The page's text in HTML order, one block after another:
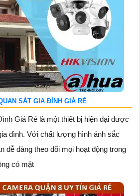
SÁT GIA ĐÌNH GIÁ RẺ
Giá Rẻ là một thiết bị hiện đại được
đình. Với chất lượng hình ảnh sắc
dễ dàng theo dõi mọi hoạt động trong
có mặt